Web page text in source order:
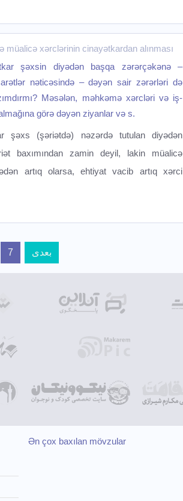
müalicə xərclərinin cinayətkardan alınması
şəxsin diyədən başqa zərərçəkənə –
nəticəsində – dəyən sair zərərləri də
Məsələn, məhkəmə xərcləri və iş-
görə dəyən ziyanlar və s.
şəxs (şəriətdə) nəzərdə tutulan diyədən
baxımından zamin deyil, lakin müalicə
artıq olarsa, ehtiyat vacib artıq xərci
7 بعدی
Ən çox baxılan mövzular